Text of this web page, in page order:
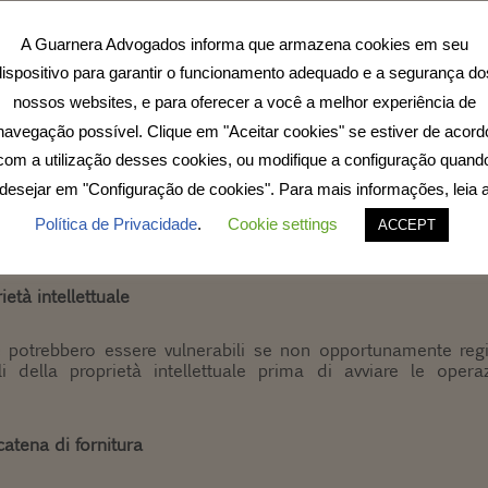
dalla capacità di un’azienda di comprendere e
commerciali e all’etichetta aziendale.
sbagliata può comportare costi elevati, una
per la costituzione di un’azienda, di una filiale o di una
intellettuale
potrebbero essere vulnerabili se non opportunamente
della proprietà intellettuale prima di avviare le
di fornitura
A Guarnera Advogados informa que armazena cookies em seu
para garantir o funcionamento adequado e a segurança
nossos websites, e para oferecer a você a melhor experiência de
possível. Clique em "Aceitar cookies" se estiver de
a utilização desses cookies, ou modifique a configuração
desejar em "Configuração de cookies". Para mais informações, leia
Política de Privacidade. Cookie settings ACCEPT